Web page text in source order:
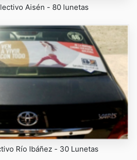
Aisén - 80 lunetas
Río Ibáñez - 30 Lunetas